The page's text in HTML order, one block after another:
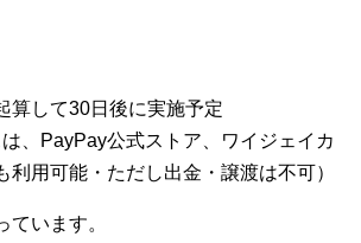
算して30日後に実施予定
は、PayPay公式ストア、ワイジェイカ
利用可能・ただし出金・譲渡は不可）
ています。